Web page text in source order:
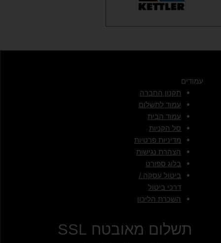
עמודים
תקנון החברה
עמוד לתשלום
עמוד הבית
סל הקניות
מדיניות פרטיות
הצהרת נגישות
בלוג ספורט
ביטול עסקה /
דרכי ביטול
השכרת הליכון
תשלום מאובטח SSL